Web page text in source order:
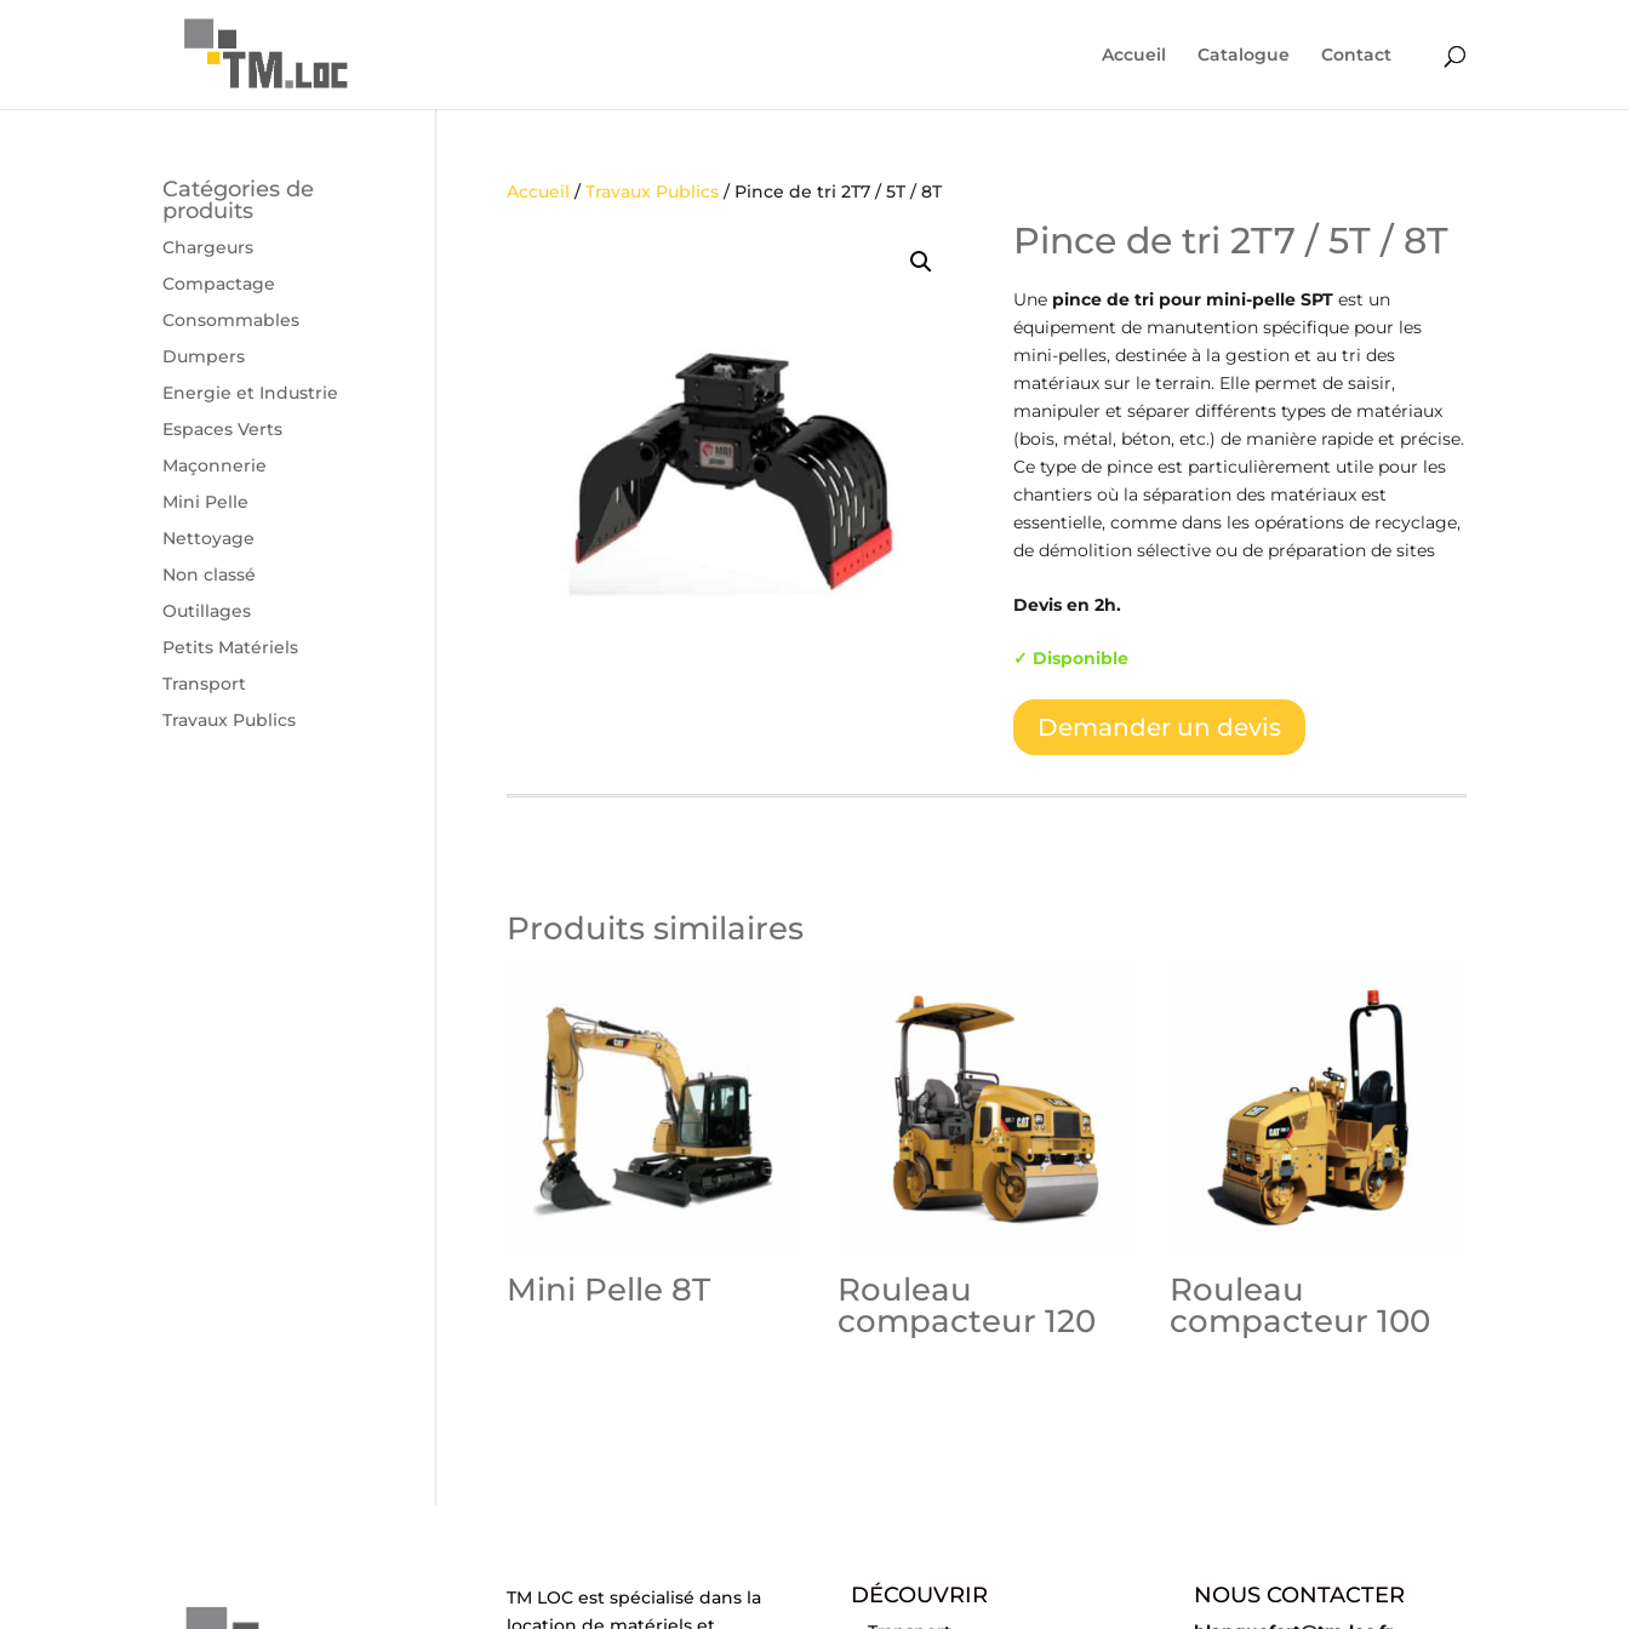
Accueil Catalogue Contact
Accueil /Travaux Publics/ Pince de tri 2T7 / 5T / 8T
Pince de tri 2T7 / 5T / 8T
Une pince de tri pour mini-pelle SPTest un
équipement de manutention spécifique pour les
mini-pelles, destinée à la gestion et au tri des
matériaux sur le terrain. Elle permet de saisir,
manipuler et séparer différents types de matériaux
(bois, métal, béton, etc.) de manière rapide et précise.
Ce type de pince est particulièrement utile pour les
chantiers où la séparation des matériaux est
essentielle, comme dans les opérations de recyclage,
de démolition sélective ou de préparation de sites
Devis en 2h.
✓ Disponible
Demander un devis
Produits similaires
Mini Pelle 8T
Rouleau
compacteur 120
Rouleau
compacteur 100
Catégories de
produits
Chargeurs
Compactage
Consommables
Dumpers
Energie et Industrie
Espaces Verts
Maçonnerie
Mini Pelle
Nettoyage
Non classé
Outillages
Petits Matériels
Transport
Travaux Publics
TM LOC est spécialisé dans la
DÉCOUVRIR NOUS CONTACTER